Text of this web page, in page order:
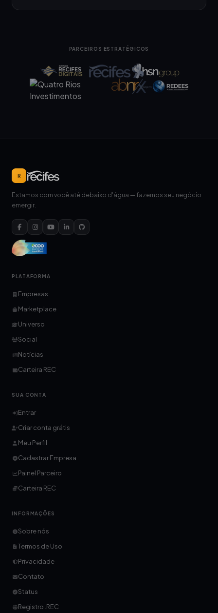
PARCEIROS ESTRATÉGICOS
R
Estamos com você até debaixo d'água — fazemos seu negócio
emergir.
PLATAFORMA
Empresas
Marketplace
Universo
Social
Notícias
Carteira REC
SUA CONTA
Entrar
Criar conta grátis
Meu Perfil
Cadastrar Empresa
Painel Parceiro
Carteira REC
INFORMAÇÕES
Sobre nós
Termos de Uso
Privacidade
Contato
Status
Registro .REC